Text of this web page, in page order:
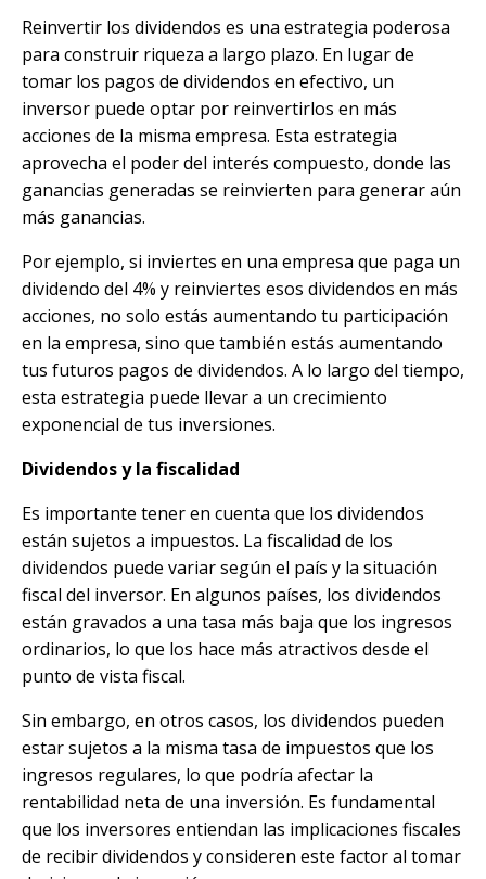
Reinvertir los dividendos es una estrategia poderosa
para construir riqueza a largo plazo. En lugar de
tomar los pagos de dividendos en efectivo, un
inversor puede optar por reinvertirlos en más
acciones de la misma empresa. Esta estrategia
aprovecha el poder del interés compuesto, donde las
ganancias generadas se reinvierten para generar aún
más ganancias.
Por ejemplo, si inviertes en una empresa que paga un
dividendo del 4% y reinviertes esos dividendos en más
acciones, no solo estás aumentando tu participación
en la empresa, sino que también estás aumentando
tus futuros pagos de dividendos. A lo largo del tiempo,
esta estrategia puede llevar a un crecimiento
exponencial de tus inversiones.
Dividendos y la fiscalidad
Es importante tener en cuenta que los dividendos
están sujetos a impuestos. La fiscalidad de los
dividendos puede variar según el país y la situación
fiscal del inversor. En algunos países, los dividendos
están gravados a una tasa más baja que los ingresos
ordinarios, lo que los hace más atractivos desde el
punto de vista fiscal.
Sin embargo, en otros casos, los dividendos pueden
estar sujetos a la misma tasa de impuestos que los
ingresos regulares, lo que podría afectar la
rentabilidad neta de una inversión. Es fundamental
que los inversores entiendan las implicaciones fiscales
de recibir dividendos y consideren este factor al tomar